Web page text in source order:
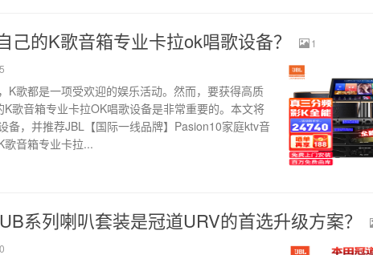
己的K歌音箱专业卡拉ok唱歌设备？
1
K歌都是一项受欢迎的娱乐活动。然而，要获得高质
歌音箱专业卡拉OK唱歌设备是非常重要的。本文将
备，并推荐JBL【国际一线品牌】Pasion10家庭ktv音
歌音箱专业卡拉...
系列喇叭套装是冠道URV的首选升级方案？